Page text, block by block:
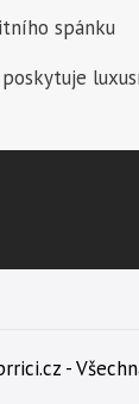
spánku
poskytuje
-